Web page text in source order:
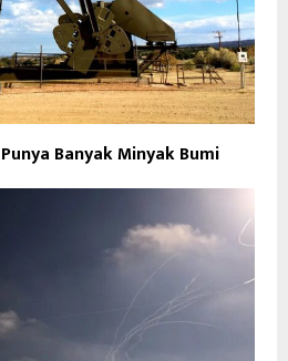
Banyak Minyak Bumi